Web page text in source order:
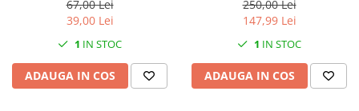
3 chei
67,00 Lei
39,00 Lei
1 IN STOC
ADAUGA IN COS
250,00 Lei
147,99 Lei
1 IN STOC
ADAUGA IN COS